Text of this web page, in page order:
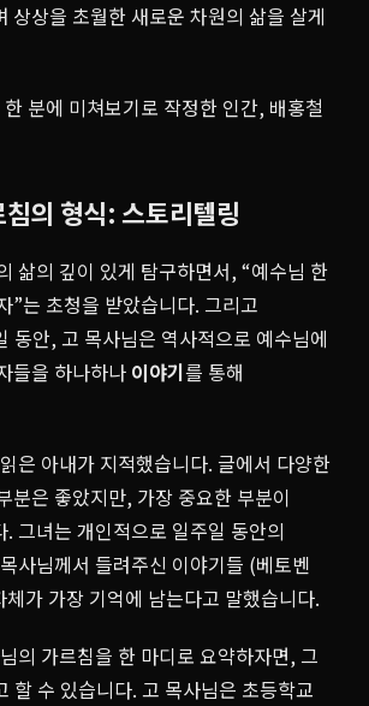
상상을 초월한 새로운 차원의 삶을 살게
분에 미쳐보기로 작정한 인간, 배홍철
의 형식: 스토리텔링
삶의 깊이 있게 탐구하면서, “예수님 한
”는 초청을 받았습니다. 그리고
동안, 고 목사님은 역사적으로 예수님에
들을 하나하나 이야기를 통해
은 아내가 지적했습니다. 글에서 다양한
분은 좋았지만, 가장 중요한 부분이
그녀는 개인적으로 일주일 동안의
사님께서 들려주신 이야기들 (베토벤
가 가장 기억에 남는다고 말했습니다.
의 가르침을 한 마디로 요약하자면, 그
할 수 있습니다. 고 목사님은 초등학교